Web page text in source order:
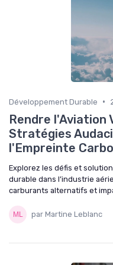
Développement Durable •
Rendre l'Aviation
Stratégies
l'Empreinte
Explorez les défis et
durable dans l’industrie
carburants alternatifs et
par Martine Leblanc